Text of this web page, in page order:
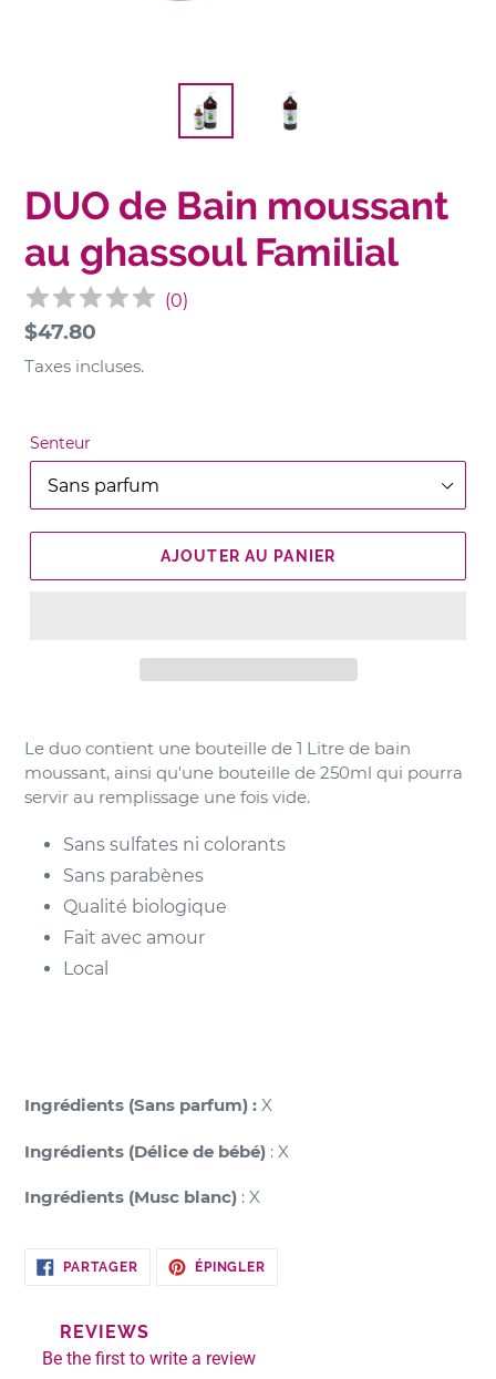
DUO de Bain moussant
au ghassoul Familial
(0)
Prix
normal
$47.80
Taxes incluses.
Senteur
AJOUTER AU PANIER
Le duo contient une bouteille de 1 Litre de bain
moussant, ainsi qu'une bouteille de 250ml qui pourra
servir au remplissage une fois vide.
Sans sulfates ni colorants
Sans parabènes
Qualité biologique
Fait avec amour
Local
Ingrédients (Sans parfum) : X
Ingrédients (Délice de bébé) : X
Ingrédients (Musc blanc) : X
PARTAGERPARTAGERÉPINGLER
REVIEWS
Be the first to write a review